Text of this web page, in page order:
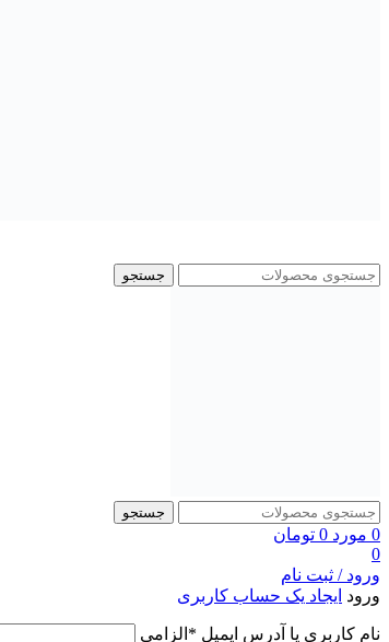
جستجو
جستجو
0 مورد 0 تومان
0
ورود / ثبت نام
ورود ایجاد یک حساب کاربری
نام کاربری یا آدرس ایمیل * الزامی